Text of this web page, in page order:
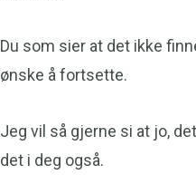
Du som sier at det ikke
ønske å fortsette.
Jeg vil så gjerne si at jo,
det i deg også.